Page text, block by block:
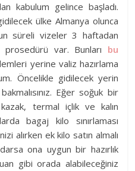
kabulum gelince başladı.
ülke Almanya olunca
süreli vizeler 3 haftadan
prosedürü var. Bunları bu
yerine valiz hazırlama
Öncelikle gidilecek yerin
Eğer soğuk bir
termal içlik ve kalın
bagaj kilo sınırlaması
alırken ek kilo satın almalı
ona uygun bir hazırlık
gibi orada alabileceğiniz